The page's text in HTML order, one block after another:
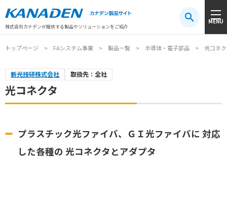
株式会社カナデンが提供する製品やソリューションをご紹介
MENU
注目キーワード#振動センサ#AGV #防爆#アシストスーツ
トップページ FAシステム事業 製品一覧 半導体・電子部品 光コネ
新光技研株式会社 取扱先：全社
光コネクタ
プラスチック光ファイバ、ＧＩ光ファイバに 対応
した各種の 光コネクタとアダプタ